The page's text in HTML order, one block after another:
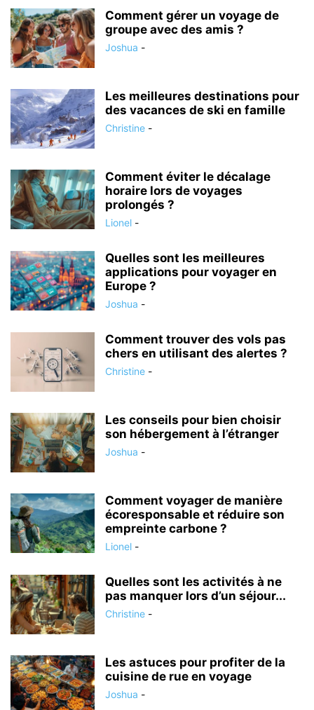
Comment gérer un voyage de
groupe avec des amis ?
Joshua -
Les meilleures destinations pour
des vacances de ski en famille
Christine -
Comment éviter le décalage
horaire lors de voyages
prolongés ?
Lionel -
Quelles sont les meilleures
applications pour voyager en
Europe ?
Joshua -
Comment trouver des vols pas
chers en utilisant des alertes ?
Christine -
Les conseils pour bien choisir
son hébergement à l’étranger
Joshua -
Comment voyager de manière
écoresponsable et réduire son
empreinte carbone ?
Lionel -
Quelles sont les activités à ne
pas manquer lors d’un séjour...
Christine -
Les astuces pour profiter de la
cuisine de rue en voyage
Joshua -